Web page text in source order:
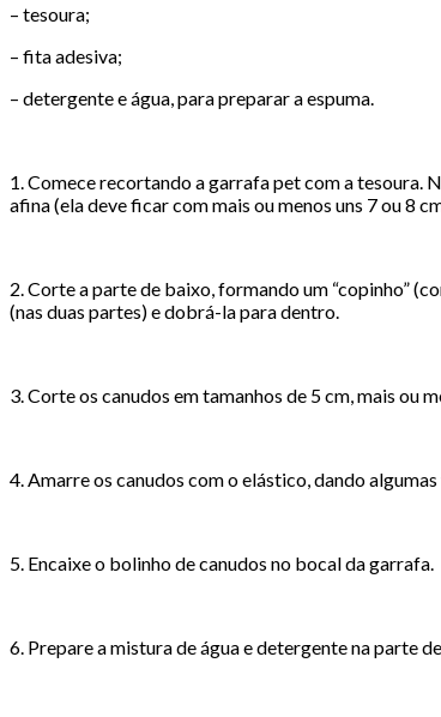
– tesoura;
– fita adesiva;
– detergente e água, para preparar a espuma.
1. Comece recortando a garrafa pet com a tesoura.
afina (ela deve ficar com mais ou menos uns 7 ou 8
2. Corte a parte de baixo, formando um “copinho”
(nas duas partes) e dobrá-la para dentro.
3. Corte os canudos em tamanhos de 5 cm, mais ou
4. Amarre os canudos com o elástico, dando
5. Encaixe o bolinho de canudos no bocal da garrafa.
6. Prepare a mistura de água e detergente na parte